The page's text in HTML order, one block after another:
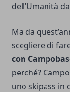
dell’Umanità
Ma da
scegliere di
con
perché?
uno skipass in